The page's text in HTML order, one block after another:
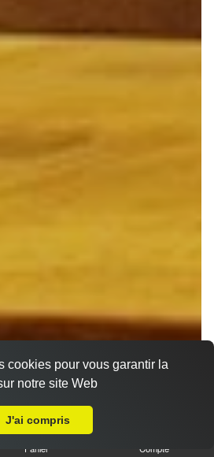
Panier Compte
cookies pour vous garantir la
notre site Web
J'ai compris